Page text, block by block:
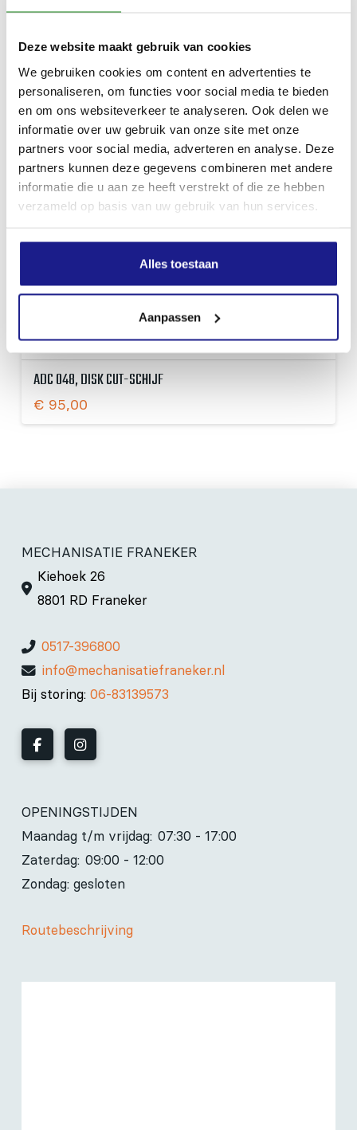
Deze website maakt gebruik van cookies
We gebruiken cookies om content en advertenties te
personaliseren, om functies voor social media te bieden
en om ons websiteverkeer te analyseren. Ook delen we
informatie over uw gebruik van onze site met onze
partners voor social media, adverteren en analyse. Deze
partners kunnen deze gegevens combineren met andere
informatie die u aan ze heeft verstrekt of die ze hebben
verzameld op basis van uw gebruik van hun services.
Alles toestaan
Aanpassen
ADC 048, DISK CUT-SCHIJF
€ 95,00
MECHANISATIE FRANEKER
Kiehoek 26
8801 RD Franeker
0517-396800
info@mechanisatiefraneker.nl
Bij storing: 06-83139573
OPENINGSTIJDEN
Maandag t/m vrijdag: 07:30 - 17:00
Zaterdag: 09:00 - 12:00
Zondag: gesloten
Routebeschrijving